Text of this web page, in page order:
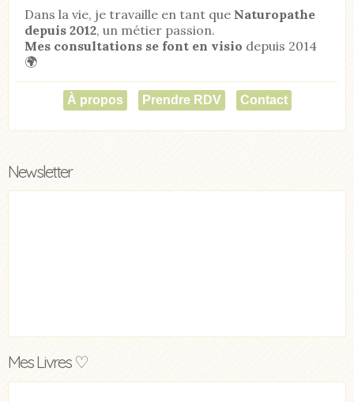
Dans la vie, je travaille en tant que Naturopathe
depuis 2012, un métier passion.
Mes consultations se font en visio depuis 2014
🌍
À propos Prendre RDV Contact
Newsletter
Mes Livres ♡